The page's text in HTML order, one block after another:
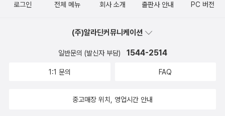
로그인 전체 메뉴 회사 소개 출판사 안내 PC 버전
(주)알라딘커뮤니케이션
일반문의 (발신자 부담) 1544-2514
1:1 문의 FAQ
중고매장 위치, 영업시간 안내